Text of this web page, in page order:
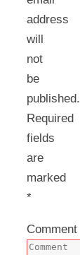
address
will
not
be
published.
Required
fields
are
marked
*
Comment